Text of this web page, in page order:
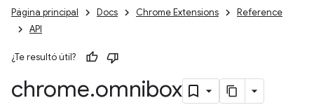
Página principal Docs Chrome Extensions
Reference
API
¿Te resultó útil?
chrome.omnibox